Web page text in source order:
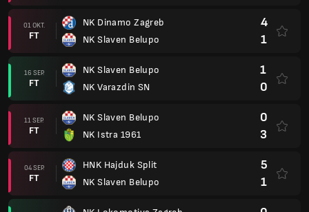
01 OKT.
FT
NK Dinamo Zagreb
NK Slaven Belupo
4
1
16 SEP.
FT
NK Slaven Belupo
NK Varazdin SN
1
0
11 SEP.
FT
NK Slaven Belupo
NK Istra 1961
0
3
04 SEP.
FT
HNK Hajduk Split
NK Slaven Belupo
5
1